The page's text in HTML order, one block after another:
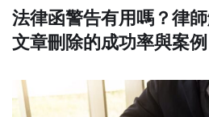
法律函警告有用嗎？律
文章刪除的成功率與案例